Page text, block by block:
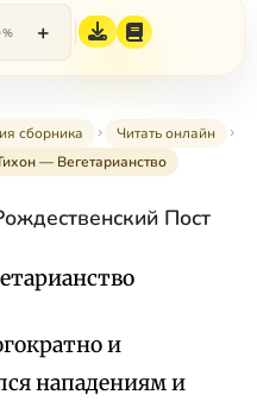
+
сборника
Читать онлайн
— Вегетарианство
Пост
и
нападениям и